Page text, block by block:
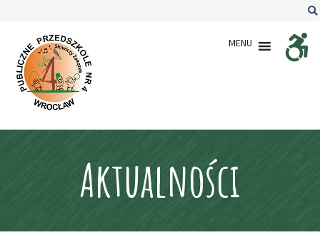
Zdalny
Psycholog
Wakacje
MENU
Aktualności